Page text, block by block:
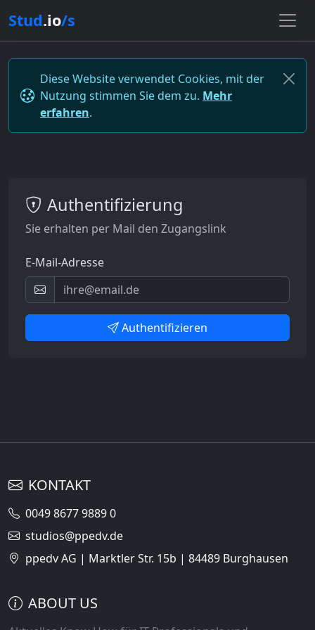
Stud.io/s
Diese Website verwendet Cookies, mit der
Nutzung stimmen Sie dem zu. Mehr
erfahren.
Authentifizierung
Sie erhalten per Mail den Zugangslink
E-Mail-Adresse
Authentifizieren
KONTAKT
0049 8677 9889 0
studios@ppedv.de
ppedv AG | Marktler Str. 15b | 84489 Burghausen
ABOUT US